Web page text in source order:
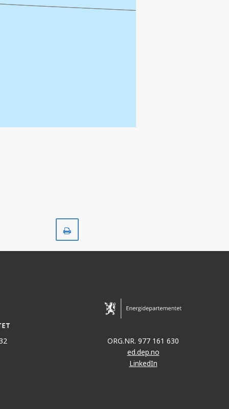
ORG.NR. 977 161 630
ed.dep.no
LinkedIn